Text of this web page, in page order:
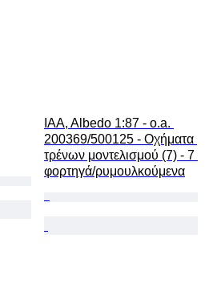
IAA, Albedo 1:87 - o.a.
200369/500125 - Οχήματα
τρένων μοντελισμού (7) - 7
φορτηγά/ρυμουλκούμενα